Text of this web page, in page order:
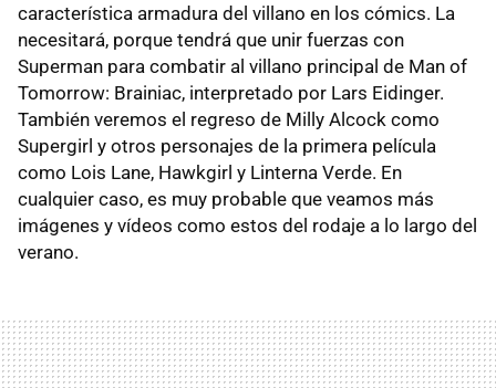
característica armadura del villano en los cómics. La
necesitará, porque tendrá que unir fuerzas con
Superman para combatir al villano principal de Man of
Tomorrow: Brainiac, interpretado por Lars Eidinger.
También veremos el regreso de Milly Alcock como
Supergirl y otros personajes de la primera película
como Lois Lane, Hawkgirl y Linterna Verde. En
cualquier caso, es muy probable que veamos más
imágenes y vídeos como estos del rodaje a lo largo del
verano.